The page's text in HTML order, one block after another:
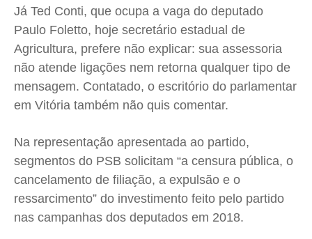
Já Ted Conti, que ocupa a vaga do deputado
Paulo Foletto, hoje secretário estadual de
Agricultura, prefere não explicar: sua assessoria
não atende ligações nem retorna qualquer tipo de
mensagem. Contatado, o escritório do parlamentar
em Vitória também não quis comentar.
Na representação apresentada ao partido,
segmentos do PSB solicitam “a censura pública, o
cancelamento de filiação, a expulsão e o
ressarcimento” do investimento feito pelo partido
nas campanhas dos deputados em 2018.